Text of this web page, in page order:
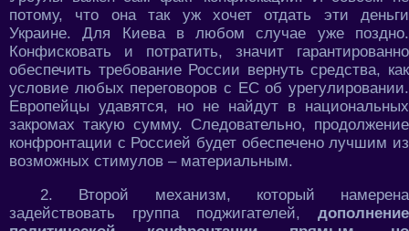
потому, что она так уж хочет отдать эти деньги
Украине. Для Киева в любом случае уже поздно.
Конфисковать и потратить, значит гарантированно
обеспечить требование России вернуть средства, как
условие любых переговоров с ЕС об урегулировании.
Европейцы удавятся, но не найдут в национальных
закромах такую сумму. Следовательно, продолжение
конфронтации с Россией будет обеспечено лучшим из
возможных стимулов – материальным.
2. Второй механизм, который намерена
задействовать группа поджигателей, дополнение